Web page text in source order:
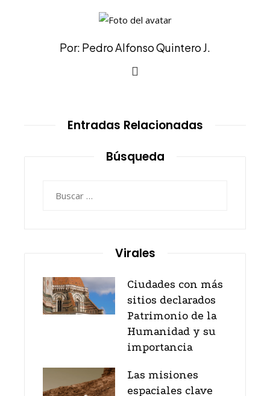
Por: Pedro Alfonso Quintero J.
Entradas Relacionadas
Búsqueda
Virales
Ciudades con más
sitios declarados
Patrimonio de la
Humanidad y su
importancia
Las misiones
espaciales clave